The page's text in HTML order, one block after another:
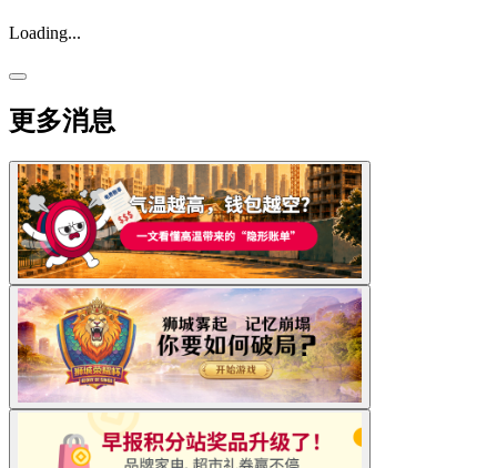
Loading...
更多消息